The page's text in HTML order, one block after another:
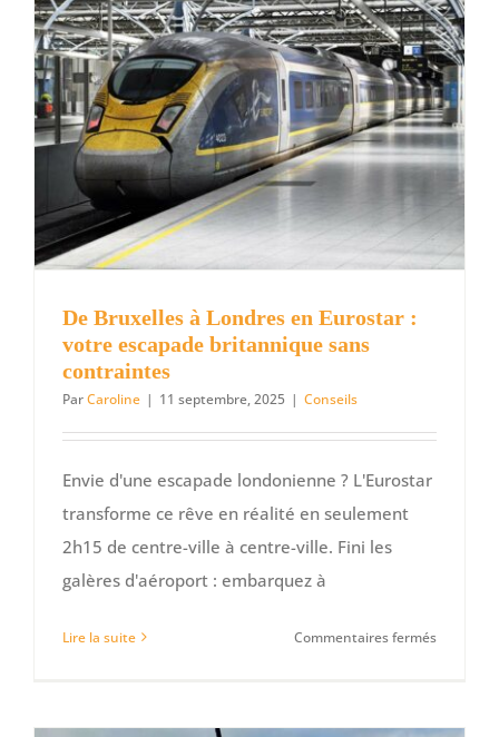
De Bruxelles à Londres en Eurostar :
votre escapade britannique sans
contraintes
ParCaroline | 11 septembre, 2025 | Conseils
Envie d'une escapade londonienne ? L'Eurostar
transforme ce rêve en réalité en seulement
2h15 de centre-ville à centre-ville. Fini les
galères d'aéroport : embarquez à
Lire la suite Commentaires ferméssur